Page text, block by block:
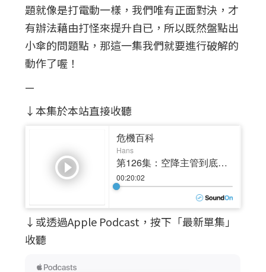
題就像是打電動一樣，我們唯有正面對決，才
有辦法藉由打怪來提升自已，所以既然盤點出
小傘的問題點，那這一集我們就要進行破解的
動作了喔！
—
↓本集於本站直接收聽
↓或透過Apple Podcast，按下「最新單集」
收聽